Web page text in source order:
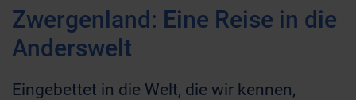
Zwergenland: Eine Reise in die
Anderswelt
Eingebettet in die Welt, die wir kennen,